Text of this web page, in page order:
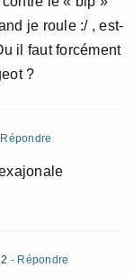
je roule :/ , est-
il faut forcément
?
- Répondre